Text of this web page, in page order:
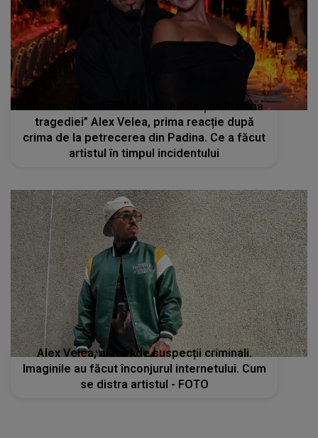
"Încerc să-mi revin din starea de șoc în urma
tragediei” Alex Velea, prima reacție după
crima de la petrecerea din Padina. Ce a făcut
artistul în timpul incidentului
Alex Velea, alături de suspecții criminali.
Imaginile au făcut înconjurul internetului. Cum
se distra artistul - FOTO